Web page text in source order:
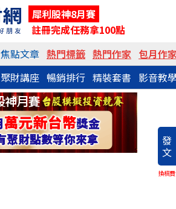
犀利股神8月賽
註冊完成任務拿100點
焦點文章 熱門標籤 熱門作家 包月作
聚財講座 暢銷排行 精裝套書 影音教
發
文
換稿費